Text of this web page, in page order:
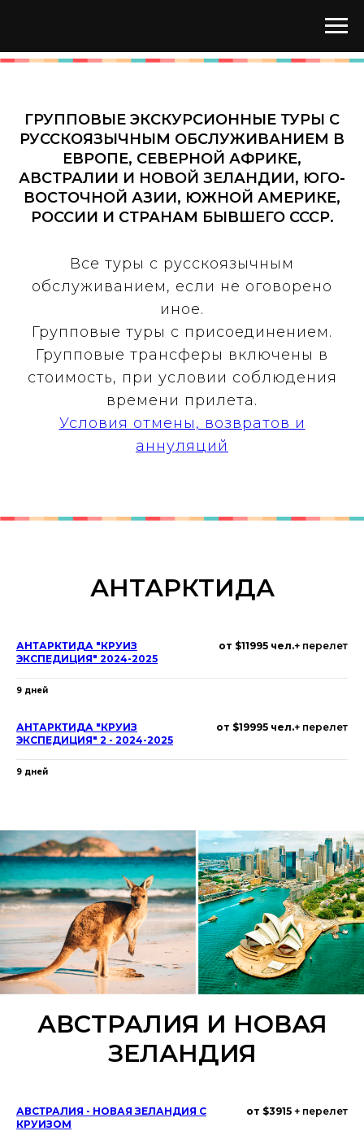
ГРУППОВЫЕ ЭКСКУРСИОННЫЕ ТУРЫ С
РУССКОЯЗЫЧНЫМ ОБСЛУЖИВАНИЕМ В
ЕВРОПЕ, СЕВЕРНОЙ АФРИКЕ,
АВСТРАЛИИ И НОВОЙ ЗЕЛАНДИИ, ЮГО-
ВОСТОЧНОЙ АЗИИ, ЮЖНОЙ АМЕРИКЕ,
РОССИИ И СТРАНАМ БЫВШЕГО СССР.
Все туры с русскоязычным
обслуживанием, если не оговорено
иное.
Групповые туры с присоединением.
Групповые трансферы включены в
стоимость, при условии соблюдения
времени прилета.
Условия отмены, возвратов и
аннуляций
АНТАРКТИДА
АНТАРКТИДА "КРУИЗ
ЭКСПЕДИЦИЯ" 2024-2025
от $11995 чел.+ перелет
9 дней
АНТАРКТИДА "КРУИЗ
ЭКСПЕДИЦИЯ" 2 - 2024-2025
от $19995 чел.+ перелет
9 дней
АВСТРАЛИЯ И НОВАЯ
ЗЕЛАНДИЯ
АВСТРАЛИЯ - НОВАЯ ЗЕЛАНДИЯ С
КРУИЗОМ
от $3915 + перелет